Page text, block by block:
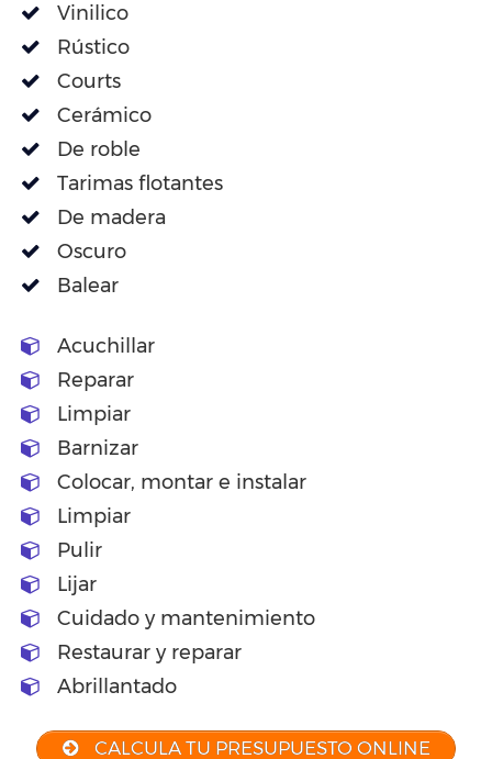
Vinilico
Rústico
Courts
Cerámico
De roble
Tarimas flotantes
De madera
Oscuro
Balear
Acuchillar
Reparar
Limpiar
Barnizar
Colocar, montar e instalar
Limpiar
Pulir
Lijar
Cuidado y mantenimiento
Restaurar y reparar
Abrillantado
CALCULA TU PRESUPUESTO ONLINE